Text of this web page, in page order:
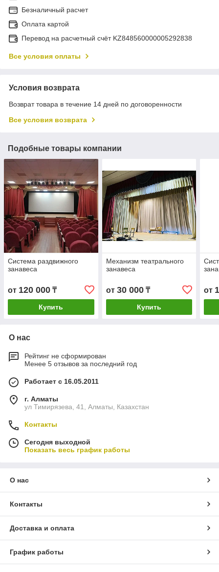
Безналичный расчет
Оплата картой
Перевод на расчетный счёт KZ848560000005292838
Все условия оплаты
Условия возврата
Возврат товара в течение 14 дней по договоренности
Все условия возврата
Подобные товары компании
Система раздвижного
занавеса
от 120 000 ₸
Купить
Механизм театрального
занавеса
от 30 000₸
Купить
от
О нас
Рейтинг не сформирован
Менее 5 отзывов за последний год
Работает с 16.05.2011
г. Алматы
ул Тимирязева, 41, Алматы, Казахстан
Контакты
Сегодня выходной
Показать весь график работы
О нас
Контакты
Доставка и оплата
График работы